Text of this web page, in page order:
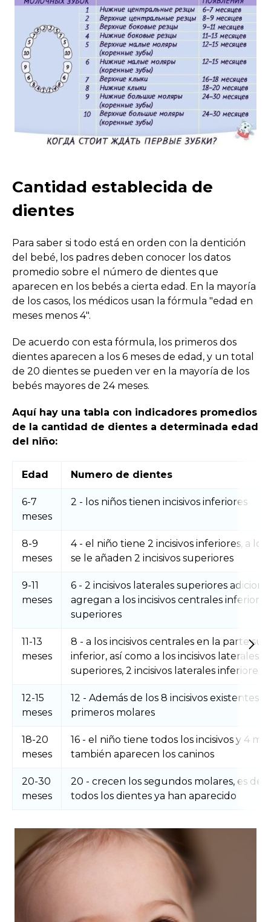
Cantidad establecida de
dientes
Para saber si todo está en orden con la dentición
del bebé, los padres deben conocer los datos
promedio sobre el número de dientes que
aparecen en los bebés a cierta edad. En la mayoría
de los casos, los médicos usan la fórmula "edad en
meses menos 4".
De acuerdo con esta fórmula, los primeros dos
dientes aparecen a los 6 meses de edad, y un total
de 20 dientes se pueden ver en la mayoría de los
bebés mayores de 24 meses.
Aquí hay una tabla con indicadores promedios
de la cantidad de dientes a determinada edad
del niño:
Edad Numero de dientes
6-7
meses
2 - los niños tienen incisivos inferiores
8-9
meses
4 - el niño tiene 2 incisivos inferiores, a los
se le añaden 2 incisivos superiores
9-11
meses
6 - 2 incisivos laterales superiores
agregan a los incisivos centrales
superiores
11-13
meses
8 - a los incisivos centrales en la parte
inferior, así como a los incisivos laterales
superiores, 2 incisivos laterales inferiores
12-15
meses
12 - Además de los 8 incisivos existentes,
primeros molares
18-20
meses
16 - el niño tiene todos los incisivos y 4
también aparecen los caninos
20-30
meses
20 - crecen los segundos molares, es
todos los dientes ya han aparecido